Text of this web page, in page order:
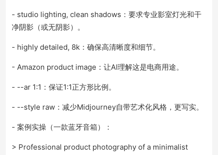
- studio lighting, clean shadows：要求专业影室灯光和干
净阴影（或无阴影）。
- highly detailed, 8k：确保高清晰度和细节。
- Amazon product image：让AI理解这是电商用途。
- --ar 1:1：保证1:1正方形比例。
- --style raw：减少Midjourney自带艺术化风格，更写实。
- 案例实操（一款蓝牙音箱）：
> Professional product photography of a minimalist